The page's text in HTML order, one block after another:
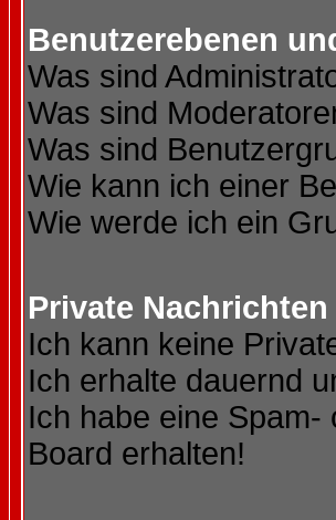
Benutzerebenen
Was sind
Was sind
Was sind
Wie kann ich einer
Wie werde ich ein
Private Nachrichten
Ich kann keine
Ich erhalte dauernd
Ich habe eine
Board erhalten!